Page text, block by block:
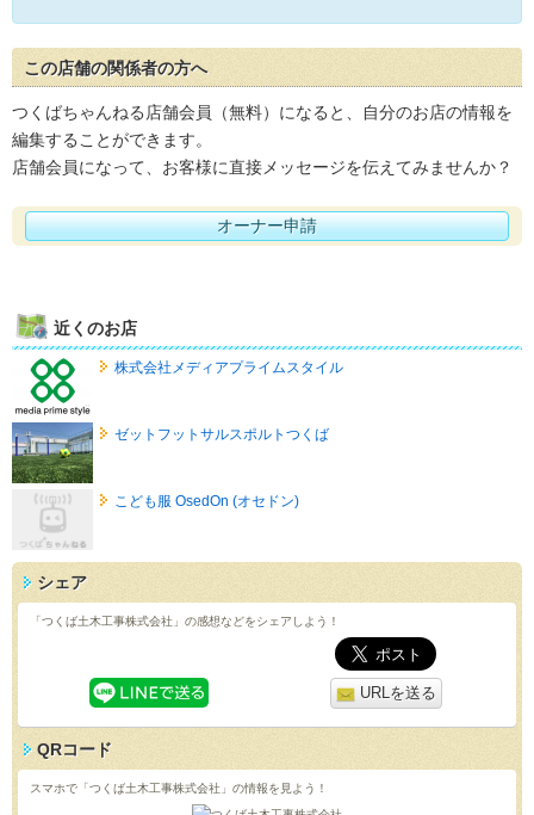
この店舗の関係者の方へ
つくばちゃんねる店舗会員（無料）になると、自分のお店の情報を
編集することができます。
店舗会員になって、お客様に直接メッセージを伝えてみませんか？
オーナー申請
近くのお店
株式会社メディアプライムスタイル
ゼットフットサルスポルトつくば
こども服 OsedOn (オセドン)
シェア
「つくば土木工事株式会社」の感想などをシェアしよう！
URLを送る
QRコード
スマホで「つくば土木工事株式会社」の情報を見よう！